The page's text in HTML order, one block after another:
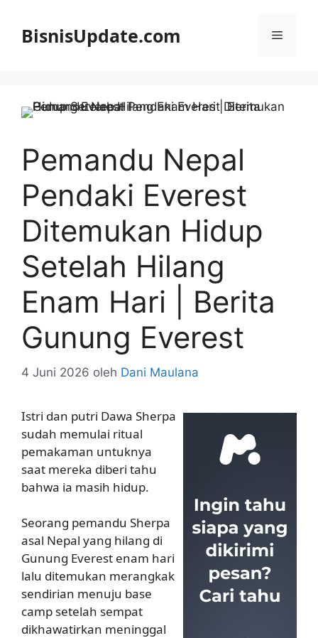
BisnisUpdate.com Menu
Pemandu Nepal
Pendaki Everest
Ditemukan Hidup
Setelah Hilang
Enam Hari | Berita
Gunung Everest
4 Juni 2026 oleh Dani Maulana
Istri dan putri Dawa Sherpa
sudah memulai ritual
pemakaman untuknya
saat mereka diberi tahu
bahwa ia masih hidup.
Seorang pemandu Sherpa
asal Nepal yang hilang di
Gunung Everest enam hari
lalu ditemukan merangkak
sendirian menuju base
camp setelah sempat
dikhawatirkan meninggal